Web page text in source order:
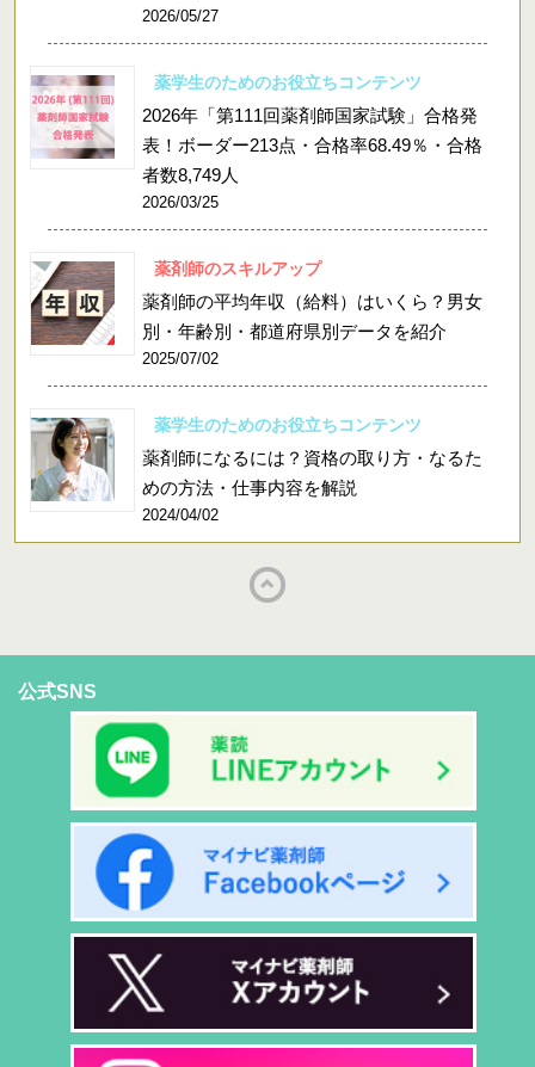
2026/05/27
薬学生のためのお役立ちコンテンツ
2026年「第111回薬剤師国家試験」合格発
表！ボーダー213点・合格率68.49％・合格
者数8,749人
2026/03/25
薬剤師のスキルアップ
薬剤師の平均年収（給料）はいくら？男女
別・年齢別・都道府県別データを紹介
2025/07/02
薬学生のためのお役立ちコンテンツ
薬剤師になるには？資格の取り方・なるた
めの方法・仕事内容を解説
2024/04/02
公式SNS